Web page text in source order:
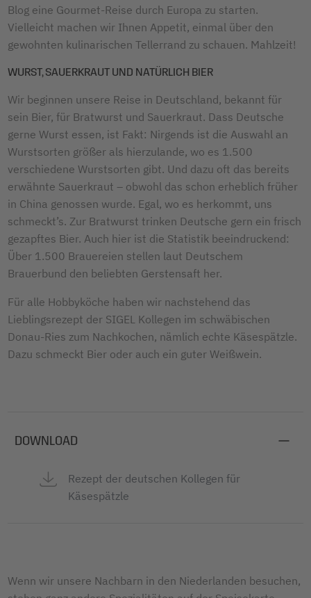
Blog eine Gourmet-Reise durch Europa zu starten.
Vielleicht machen wir Ihnen Appetit, einmal über den
gewohnten kulinarischen Tellerrand zu schauen. Mahlzeit!
WURST, SAUERKRAUT UND NATÜRLICH BIER
Wir beginnen unsere Reise in Deutschland, bekannt für
sein Bier, für Bratwurst und Sauerkraut. Dass Deutsche
gerne Wurst essen, ist Fakt: Nirgends ist die Auswahl an
Wurstsorten größer als hierzulande, wo es 1.500
verschiedene Wurstsorten gibt. Und dazu oft das bereits
erwähnte Sauerkraut – obwohl das schon erheblich früher
in China genossen wurde. Egal, wo es herkommt, uns
schmeckt’s. Zur Bratwurst trinken Deutsche gern ein frisch
gezapftes Bier. Auch hier ist die Statistik beeindruckend:
Über 1.500 Brauereien stellen laut Deutschem
Brauerbund den beliebten Gerstensaft her.
Für alle Hobbyköche haben wir nachstehend das
Lieblingsrezept der SIGEL Kollegen im schwäbischen
Donau-Ries zum Nachkochen, nämlich echte Käsespätzle.
Dazu schmeckt Bier oder auch ein guter Weißwein.
DOWNLOAD
Rezept der deutschen Kollegen für
Käsespätzle
Wenn wir unsere Nachbarn in den Niederlanden besuchen,